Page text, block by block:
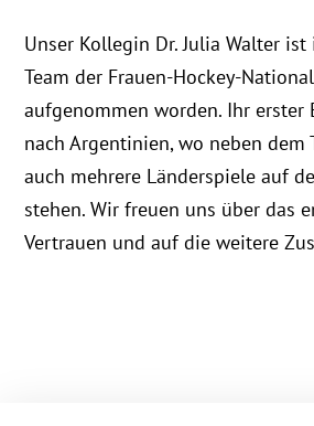
Unser Kollegin Dr. Julia Walter
Team der Frauen-Hockey-
aufgenommen worden. Ihr erster
nach Argentinien, wo neben dem
auch mehrere Länderspiele auf
stehen. Wir freuen uns über das
Vertrauen und auf die weitere